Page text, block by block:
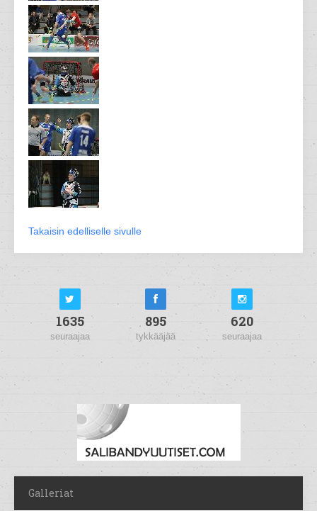
Takaisin edelliselle sivulle
1635
seuraajaa
895
tykkääjää
620
seuraajaa
Galleriat